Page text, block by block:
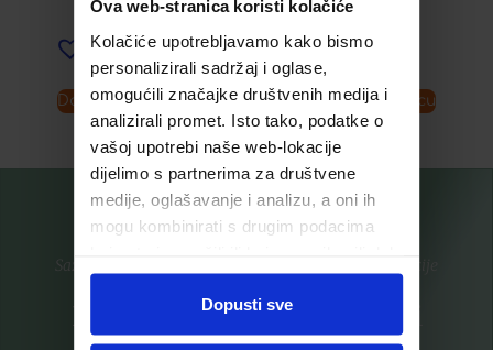
Ova web-stranica koristi kolačiće
Kolačiće upotrebljavamo kako bismo
personalizirali sadržaj i oglase,
omogućili značajke društvenih medija i
analizirali promet. Isto tako, podatke o
vašoj upotrebi naše web-lokacije
dijelimo s partnerima za društvene
medije, oglašavanje i analizu, a oni ih
mogu kombinirati s drugim podacima
ste upotrebljavali njihove usluge.
Dopusti sve
Dodaj u listu želja
Dodaj u košaricu Dodaj u košaricu
Saznajte prvi za nove proizvode i ekskluzivne promocije
Prijavite se na listu za novosti